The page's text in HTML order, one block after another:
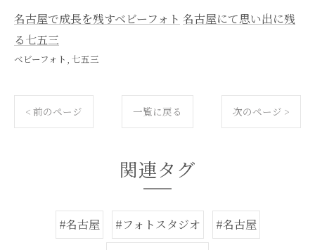
名古屋で成長を残すベビーフォト 名古屋にて思い出に残
る七五三
ベビーフォト 七五三
< 前のページ 一覧に戻る 次のページ >
関連タグ
#名古屋 #フォトスタジオ
#名古屋